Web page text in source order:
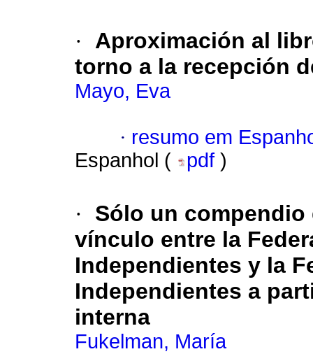
·
Aproximación al
torno a la recepción
Mayo, Eva
· resumo em
Espanhol (
pdf )
·
Sólo un
vínculo entre la
Independientes y la
Independientes a
interna
Fukelman, María